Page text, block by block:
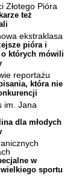
Złotego Pióra
też
ekstraklasa
pióra i
o których mówili
reportażu
która nie
im. Jana
dla młodych
w
sportu